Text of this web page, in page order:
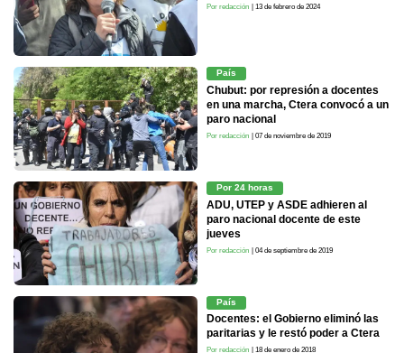
Por redacción | 13 de febrero de 2024
País
Chubut: por represión a docentes
en una marcha, Ctera convocó a un
paro nacional
Por redacción | 07 de noviembre de 2019
Por 24 horas
ADU, UTEP y ASDE adhieren al
paro nacional docente de este
jueves
Por redacción | 04 de septiembre de 2019
País
Docentes: el Gobierno eliminó las
paritarias y le restó poder a Ctera
Por redacción | 18 de enero de 2018